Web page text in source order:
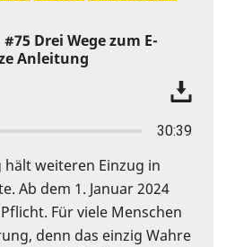
Drei Wege zum E-
Anleitung
30:39
weiteren Einzug in
Ab dem 1. Januar 2024
Für viele Menschen
denn das einzig Wahre